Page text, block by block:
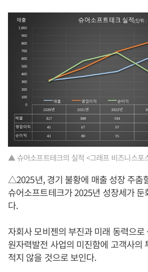
▲ 슈어소프트테크의 실적 <그래프 비즈니스포
△2025년, 경기 불황에 매출 성장 주춤
슈어소프트테크가 2025년 성장세가 둔
다.
자회사 모비젠의 부진과 미래 동력으
원자력발전 사업의 미진함에 고객사의
적지 않을 것으로 보인다.